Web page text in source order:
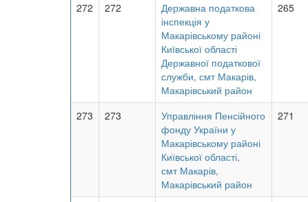
272 272
Державна податкова
інспекція у
Макарівському районі
Київської області
Державної податкової
служби, смт Макарів,
Макарівський район
265
273 273
Управління Пенсійного
фонду України у
Макарівському районі
Київської області,
смт Макарів,
Макарівський район
271